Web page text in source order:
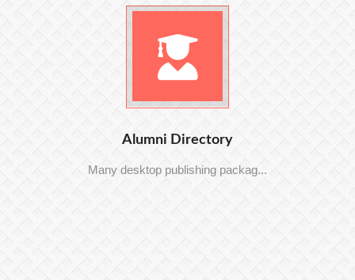
Alumni Directory
Many desktop publishing packag...